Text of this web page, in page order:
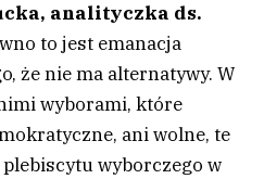
analityczka ds.
to jest emanacja
że nie ma alternatywy. W
wyborami, które
ani wolne, te
wyborczego w